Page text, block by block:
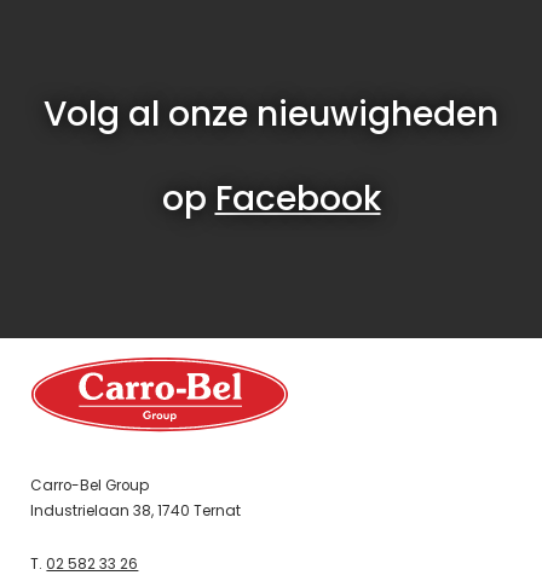
Volg al onze nieuwigheden
op Facebook
Carro-Bel Group
Industrielaan 38, 1740 Ternat
T.02 582 33 26